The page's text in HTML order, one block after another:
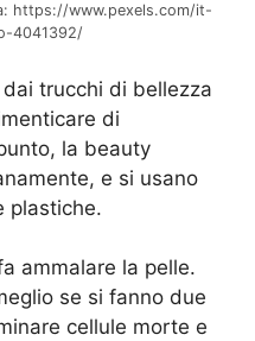
https://www.pexels.com/it-
4041392/
trucchi di bellezza
di
la beauty
e si usano
plastiche.
ammalare la pelle.
se si fanno due
cellule morte e